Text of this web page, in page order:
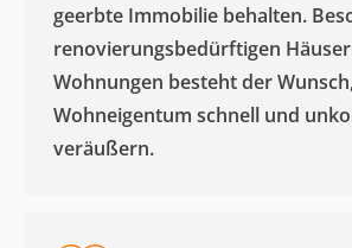
geerbte Immobilie behalten.
renovierungsbedürftigen
Wohnungen besteht der
Wohneigentum schnell und
veräußern. ​